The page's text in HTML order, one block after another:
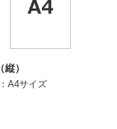
）
A4サイズ